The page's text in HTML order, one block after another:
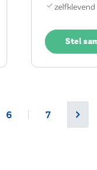
zelfklevend
Stel
6 7